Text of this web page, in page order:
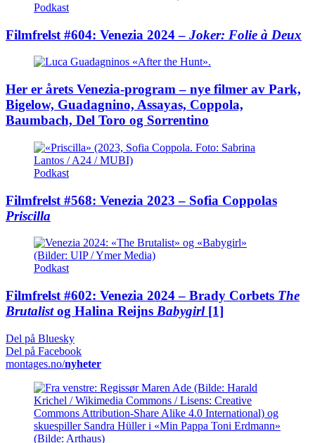
Podkast
Filmfrelst #604: Venezia 2024 – Joker: Folie à Deux
Her er årets Venezia-program – nye filmer av Park,
Bigelow, Guadagnino, Assayas, Coppola,
Baumbach, Del Toro og Sorrentino
Podkast
Filmfrelst #568: Venezia 2023 – Sofia Coppolas
Priscilla
Podkast
Filmfrelst #602: Venezia 2024 – Brady Corbets The
Brutalistog Halina Reijns Babygirl [1]
Del på Bluesky
Del på Facebook
montages.no/nyheter